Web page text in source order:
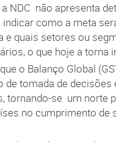
NDC não apresenta
indicar como a meta
e quais setores ou
o que hoje a torna
o Balanço Global
de tomada de decisões
tornando-se um norte
no cumprimento de